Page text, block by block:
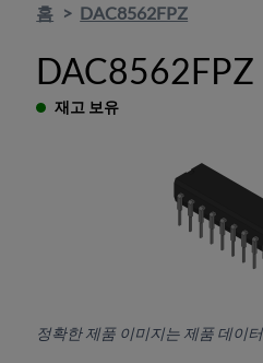
홈 DAC8562FPZ
DAC8562FPZ
재고 보유
정확한 제품 이미지는 제품 데이